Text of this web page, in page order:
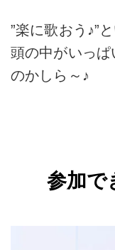
”楽に歌おう♪”
頭の中がいっ
のかしら～♪
参加で